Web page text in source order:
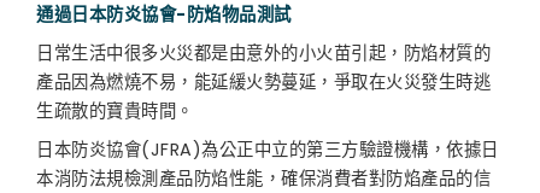
通過日本防炎協會-防焰物品測試
日常生活中很多火災都是由意外的小火苗引起，防焰材質的
產品因為燃燒不易，能延緩火勢蔓延，爭取在火災發生時逃
生疏散的寶貴時間。
日本防炎協會(JFRA)為公正中立的第三方驗證機構，依據日
本消防法規檢測產品防焰性能，確保消費者對防焰產品的信